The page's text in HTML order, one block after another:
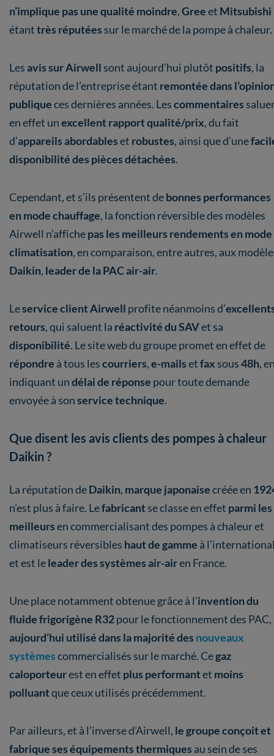
n’implique pas une qualité moindre,Greeet Mitsubishi
étanttrès réputées sur le marché de la pompe à chaleur.
Lesavis sur Airwell sont aujourd’hui plutôt positifs, la
réputation de l’entreprise étant remontée dans
publiqueces dernières années. Lescommentaires
en effet unexcellent rapport qualité/prix, du fait
d’appareils abordableset robustes, ainsi que d’une
disponibilité des pièces détachées.
Cependant, et s’ils présentent debonnes performances
en mode chauffage, la fonction réversible des modèles
Airwell n’affichepas les meilleurs rendements en mode
climatisation, en comparaison, entre autres, aux
Daikin, leader de la PAC air-air.
Leservice client Airwell profite néanmoins d’
retours, qui saluent la réactivité du SAVet sa
disponibilité. Le site web du groupe promet en effet de
répondre à tous lescourriers,e-mailsetfax sous48h,
indiquant undélai de réponse pour toute demande
envoyée à sonservice technique.
Que disent les avis clients des pompes à chaleur
Daikin ?
La réputation deDaikin, marque japonaisecréée en
n’est plus à faire. Lefabricantse classe en effet parmi les
meilleursen commercialisant des pompes à chaleur et
climatiseurs réversibles haut de gamme à
et est leleader des systèmes air-airen France.
Une place notamment obtenue grâce à l’invention du
fluide frigorigène R32pour le fonctionnement des PAC,
aujourd’hui utilisé dans la majorité des nouveaux
systèmescommercialisés sur le marché. Cegaz
caloporteurest en effet plus performantet moins
polluantque ceux utilisés précédemment.
Par ailleurs, et à l’inverse d’Airwell, le groupe conçoit et
fabrique ses équipements thermiques au sein de ses